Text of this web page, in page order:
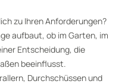
zu Ihren Anforderungen?
aufbaut, ob im Garten, im
Entscheidung, die
beeinflusst.
Durchschüssen und